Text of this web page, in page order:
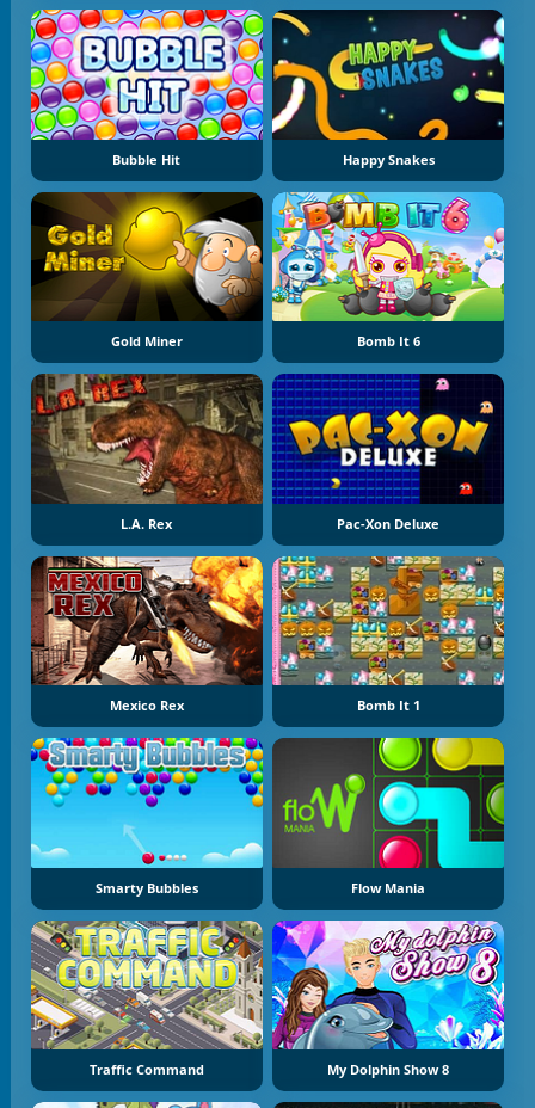
Bubble Hit Happy Snakes
Gold Miner Bomb It 6
L.A. Rex Pac-Xon Deluxe
Mexico Rex Bomb It 1
Smarty Bubbles Flow Mania
Traffic Command My Dolphin Show 8